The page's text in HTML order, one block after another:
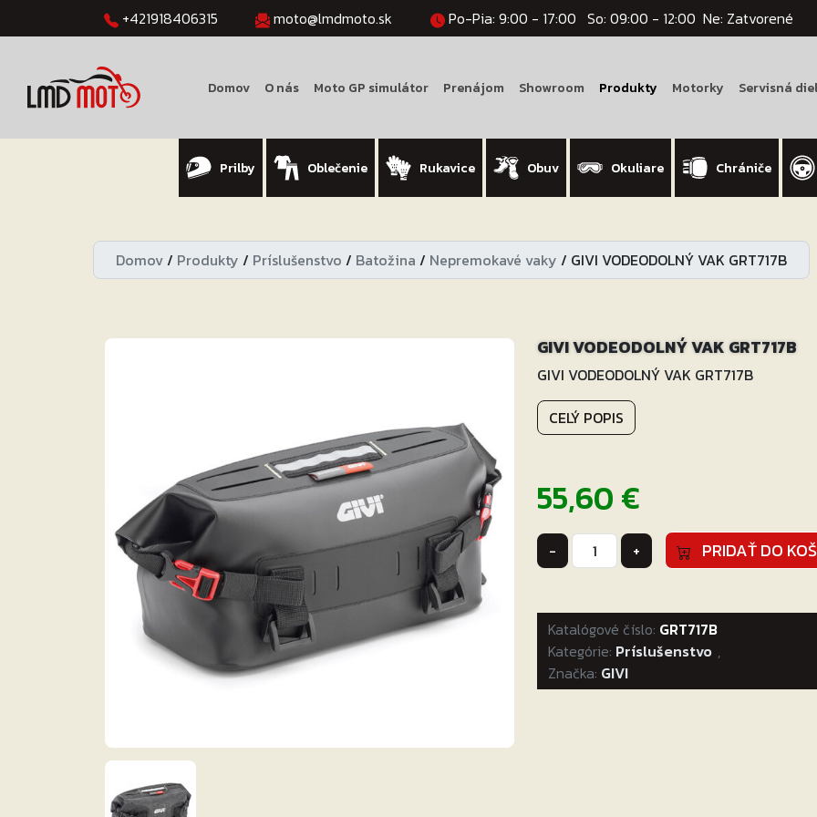
+421918406315 moto@lmdmoto.sk Po-Pia: 9:00 - 17:00 So: 09:00 - 12:00 Ne: Zatvorené
Domov O nás Moto GP simulátor Prenájom Showroom Produkty Motorky Servisná
Prilby Oblečenie Rukavice Obuv Okuliare Chrániče
Domov/ Produkty / Príslušenstvo / Batožina / Nepremokavé vaky / GIVI VODEODOLNÝ VAK GRT717B
GIVI VODEODOLNÝ VAK GRT717B
GIVI VODEODOLNÝ VAK GRT717B
CELÝ POPIS
55,60€
-
množstvo
GIVI
VAK
GRT717B
+ PRIDAŤ DO
Katalógové číslo: GRT717B
Kategórie: Príslušenstvo ,
Značka: GIVI